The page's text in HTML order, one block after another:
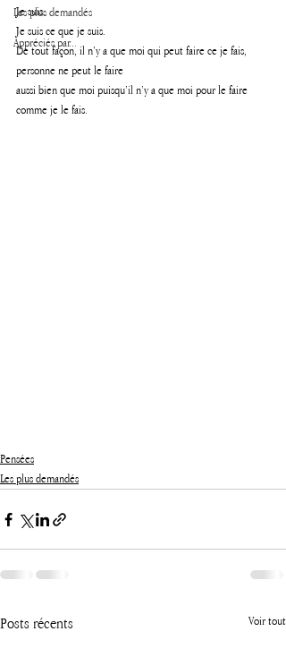
Les plus demandés
Appréciés par...
Je suis.
Je suis ce que je suis.
De tout façon, il n’y a que moi qui peut faire ce je fais,
personne ne peut le faire
aussi bien que moi puisqu’il n’y a que moi pour le faire
comme je le fais.
Pensées
Les plus demandés
Posts récents Voir tout